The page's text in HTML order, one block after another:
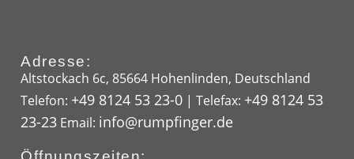
Adresse:
Altstockach 6c, 85664 Hohenlinden, Deutschland
Telefon: +49 8124 53 23-0 | Telefax: +49 8124 53
23-23 Email: info@rumpfinger.de